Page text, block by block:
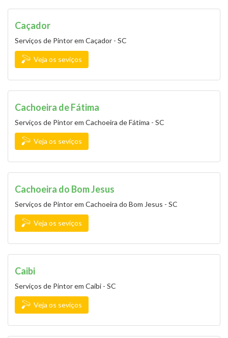
Caçador
Serviços de Pintor em Caçador - SC
Veja os seviços
Cachoeira de Fátima
Serviços de Pintor em Cachoeira de Fátima - SC
Veja os seviços
Cachoeira do Bom Jesus
Serviços de Pintor em Cachoeira do Bom Jesus - SC
Veja os seviços
Caibi
Serviços de Pintor em Caibi - SC
Veja os seviços